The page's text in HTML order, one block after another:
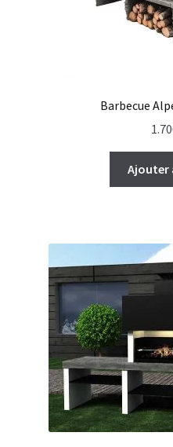
Barbecue
Ajouter